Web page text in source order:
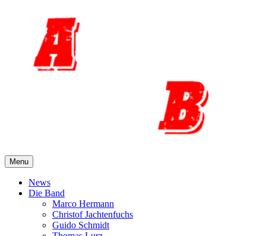
Menu
News
Die Band
Marco Hermann
Christof Jachtenfuchs
Guido Schmidt